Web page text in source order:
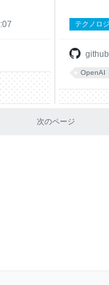
テクノロ
OpenAI
次のページ